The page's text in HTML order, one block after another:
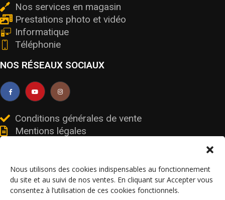
Nous utilisons des cookies indispensables au fonctionnement
du site et au suivi de nos ventes. En cliquant sur Accepter vous
consentez à l’utilisation de ces cookies fonctionnels.
Nos services en magasin
Prestations photo et vidéo
Informatique
Téléphonie
NOS RÉSEAUX SOCIAUX
Conditions générales de vente
Mentions légales